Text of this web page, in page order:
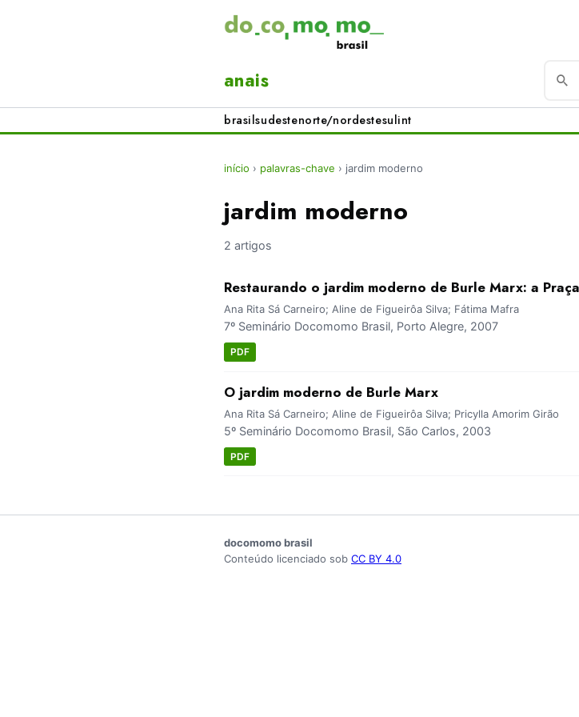
anais
brasilsudestenorte/nordestesulint
início › palavras-chave › jardim moderno
jardim moderno
2 artigos
Restaurando o jardim moderno de Burle Marx: a
Ana Rita Sá Carneiro; Aline de Figueirôa Silva; Fátima Mafra
7º Seminário Docomomo Brasil, Porto Alegre, 2007
PDF
O jardim moderno de Burle Marx
Ana Rita Sá Carneiro; Aline de Figueirôa Silva; Pricylla Amorim Girão
5º Seminário Docomomo Brasil, São Carlos, 2003
PDF
docomomo brasil
Conteúdo licenciado sob CC BY 4.0